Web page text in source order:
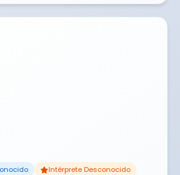
Intérprete Desconocido